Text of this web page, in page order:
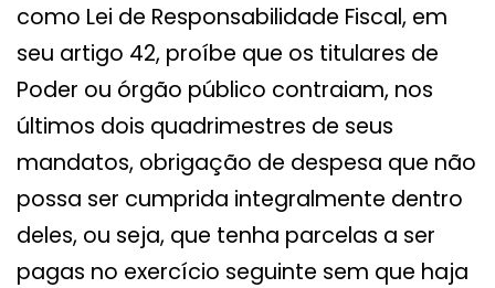
como Lei de Responsabilidade Fiscal, em
seu artigo 42, proíbe que os titulares de
Poder ou órgão público contraiam, nos
últimos dois quadrimestres de seus
mandatos, obrigação de despesa que não
possa ser cumprida integralmente dentro
deles, ou seja, que tenha parcelas a ser
pagas no exercício seguinte sem que haja